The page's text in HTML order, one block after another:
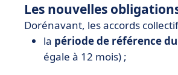
Les nouvelles
Dorénavant, les accords
la période de référence
égale à 12 mois) ;